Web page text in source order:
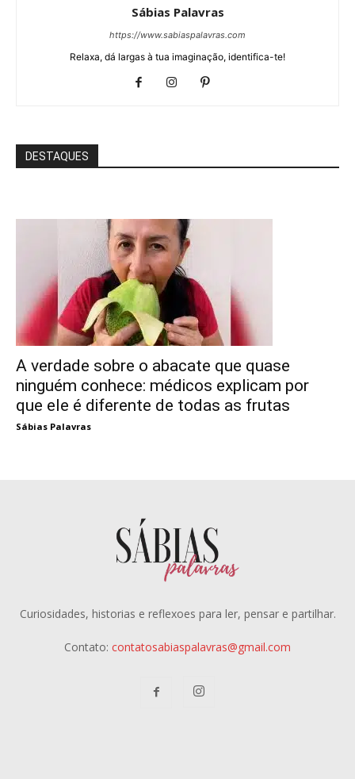
Sábias Palavras
https://www.sabiaspalavras.com
Relaxa, dá largas à tua imaginação, identifica-te!
DESTAQUES
A verdade sobre o abacate que quase
ninguém conhece: médicos explicam por
que ele é diferente de todas as frutas
Sábias Palavras
Curiosidades, historias e reflexoes para ler, pensar e partilhar.
Contato: contatosabiaspalavras@gmail.com